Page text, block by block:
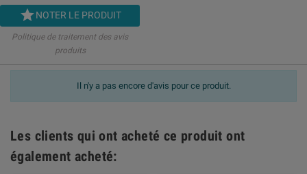
NOTER LE PRODUIT
Politique de traitement des avis
produits
Il n'y a pas encore d'avis pour ce produit.
Les clients qui ont acheté ce produit ont
également acheté: